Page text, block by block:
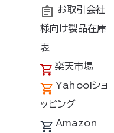
お取引会社
様向け製品在庫
表
楽天市場
Yahoo!ショ
ッピング
Amazon